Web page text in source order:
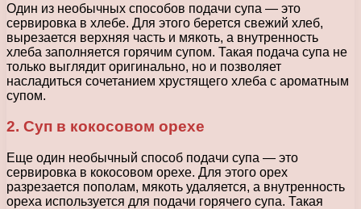
Один из необычных способов подачи супа — это
сервировка в хлебе. Для этого берется свежий хлеб,
вырезается верхняя часть и мякоть, а внутренность
хлеба заполняется горячим супом. Такая подача супа не
только выглядит оригинально, но и позволяет
насладиться сочетанием хрустящего хлеба с ароматным
супом.
2. Суп в кокосовом орехе
Еще один необычный способ подачи супа — это
сервировка в кокосовом орехе. Для этого орех
разрезается пополам, мякоть удаляется, а внутренность
ореха используется для подачи горячего супа. Такая